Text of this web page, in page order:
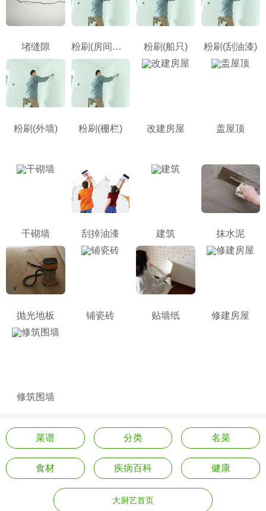
堵缝隙 粉刷(房间墙壁) 粉刷(船只) 粉刷(刮油漆)
粉刷(外墙) 粉刷(栅栏) 改建房屋 盖屋顶
干砌墙 刮掉油漆 建筑 抹水泥
抛光地板 铺瓷砖 贴墙纸 修建房屋
修筑围墙
菜谱 分类 名菜
食材 疾病百科 健康
大厨艺首页